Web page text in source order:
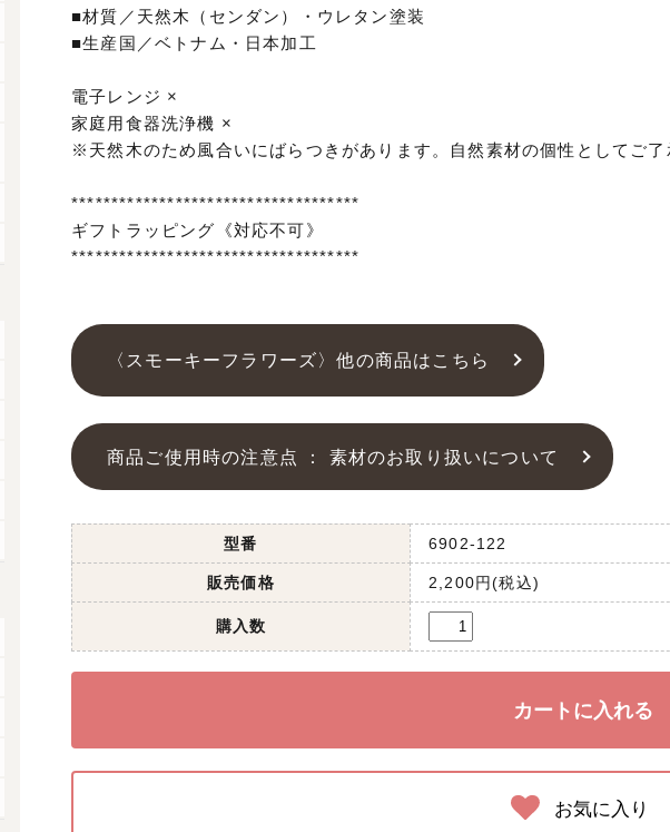
■材質／天然木（センダン）・ウレタン塗装
■生産国／ベトナム・日本加工
電子レンジ ×
家庭用食器洗浄機 ×
※天然木のため風合いにばらつきがあります。自然素材の個性としてご
************************************
ギフトラッピング《対応不可》
************************************
〈スモーキーフラワーズ〉他の商品はこちら
商品ご使用時の注意点 ： 素材のお取り扱いについて
型番 6902-122
販売価格 2,200円(税込)
購入数
お気に入り